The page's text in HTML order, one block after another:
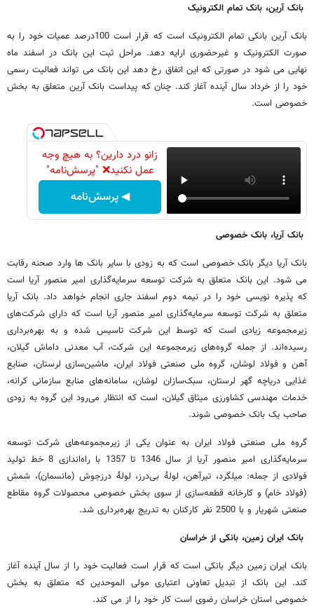
بانک آرین، بانک تمام الکترونیک
بانک آرین بانکی تمام الکترونیک است که قرار است 100درصد عمیات خود را به
صورت الکترونیک و غیرحضوری ارایه دهد. مراحل ثبت این بانک در اسفند ماه
نهایی می شود در صورتی که این اتفاق رخ دهد این بانک می تواند فعالیت رسمی
خود را از خرداد سال آینده آغاز کند. چنان که پیداست بانک آرین متعلق به بخش
خصوصی است.
زانو درد دارین؟ به هیچ وجه
عمل نکنید❌ "پرسش‌نامه"
◀ پرسش‌نامه
بانک آریا، بانک خصوصی
بانک آریا دیگر بانک خصوصی است که به زودی با سایر بانک ها وارد صحنه رقابت
می شود. این بانک متعلق به شرکت توسعه سرمایه‌گذاری امیر منصور آریا است
که پذیره نویسی خود را در نیمه دوم اسفند جاری انجام خواهد داد. بانک آریا
متعلق به شرکت توسعه سرمایه‌گذاری امیر منصور آریا است که دارای شرکت‌های
زیرمجموعه‌ زیادی است که توسط این شرکت تاسیس شده و به بهره‌برداری
رسیده‌اند. از جمله گروه‌های زیرمجموعه این شرکت، آب معدنی داماش گیلان،
آهن و فولاد لوشان، گروه ملی صنعتی فولاد ایران، ماشین‌سازی لرستان، صنایع
غذایی دریاچه گهر لرستان، سبک‌سازان لوشان، سامانه‌های منابع سازمانی کرانه،
خدمات مهندسی کشاورزی میثاق گیلان، است که انتظار می‌رود این گروه به زودی
صاحب یک بانک خصوصی شوند.
گروه ملی صنعتی فولاد ایران به عنوان یکی از زیرمجموعه‌های شرکت توسعه
سرمایه‌گذاری امیر منصور آریا از سال 1346 تا 1357 با راه‌اندازی 8 خط تولید
فولادی از جمله: میلگرد، تیرآهن، لولۀ بی‌درز، لولۀ درزجوش (مانسمان)، شمش
(فولاد خام) و کارخانه قطعه‌سازی از سوی بخش خصوصی محصولات گروه مقاطع
صنعتی شهریار و با 2500 نفر کارکنان به تدریج بهره‌برداری شد.
بانک ایران زمین، بانکی از خراسان
بانک ایران زمین دیگر بانکی است که قرار است فعالیت خود را از سال آینده آغاز
کند. این بانک از تبدیل تعاونی اعتباری مولی الموحدین که متعلق به بخش
خصوصی استان خراسان رضوی است کار خود را از می کند.